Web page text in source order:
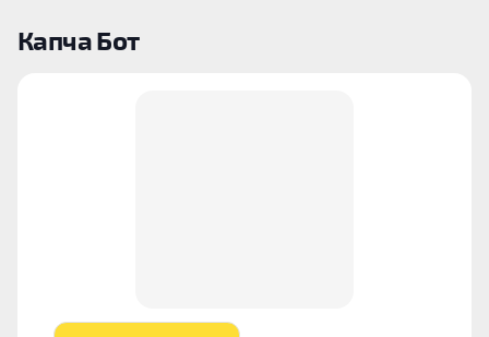
Капча Бот